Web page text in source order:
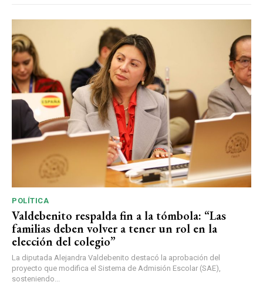
POLÍTICA
Valdebenito respalda fin a la tómbola: “Las
familias deben volver a tener un rol en la
elección del colegio”
La diputada Alejandra Valdebenito destacó la aprobación del
proyecto que modifica el Sistema de Admisión Escolar (SAE),
sosteniendo...